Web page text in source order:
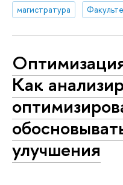
магистратура
Как
улучшения